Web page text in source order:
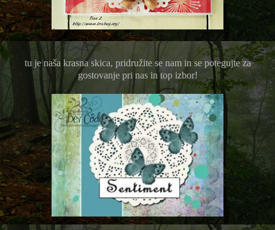
tu je naša krasna skica, pridružite se nam in se potegujte za
gostovanje pri nas in top izbor!